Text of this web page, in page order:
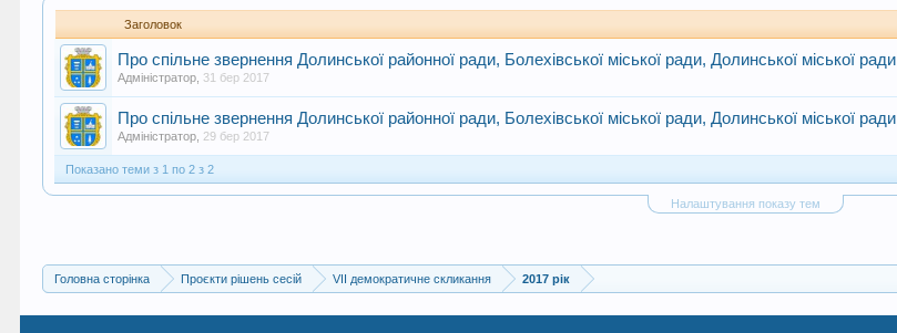
Заголовок
Про спільне звернення Долинської районної ради, Болехівської міської ради, Долинської міської ради
Адміністратор 31 бер 2017
Про спільне звернення Долинської районної ради, Болехівської міської ради, Долинської міської ради
Адміністратор 29 бер 2017
Показано теми з 1 по 2 з 2
Налаштування показу тем
Головна сторінка Проєкти рішень сесій VII демократичне скликання 2017 рік